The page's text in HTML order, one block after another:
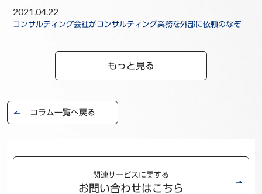
2021.04.22
コンサルティング会社がコンサルティング業務を外部に依頼のなぞ
もっと見る
コラム一覧へ戻る
関連サービスに関する
お問い合わせはこちら